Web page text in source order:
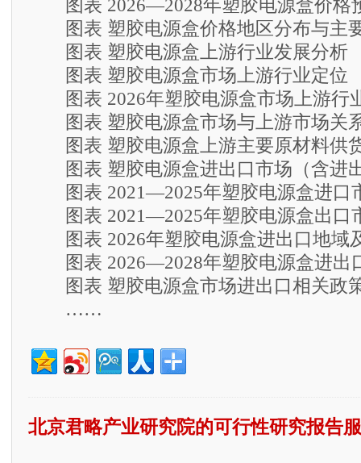
图表 2026—2028年塑胶电源盒价格
图表 塑胶电源盒价格地区分布与主
图表 塑胶电源盒上游行业发展分析
图表 塑胶电源盒市场上游行业定位
图表 2026年塑胶电源盒市场上游行
图表 塑胶电源盒市场与上游市场关
图表 塑胶电源盒上游主要原材料供
图表 塑胶电源盒进出口市场（含进
图表 2021—2025年塑胶电源盒进口
图表 2021—2025年塑胶电源盒出口
图表 2026年塑胶电源盒进出口地域
图表 2026—2028年塑胶电源盒进出
图表 塑胶电源盒市场进出口相关政
……
北京君略产业研究院的可行性研究报告